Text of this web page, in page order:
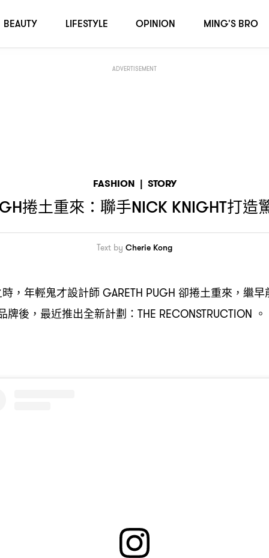
ADVERTISEMENT
FASHION | STORY
捲土重來 ： 聯手NICK KNIGHT打造
Text by Cherie Kong
， 年輕鬼才設計師GARETH PUGH 卻捲土重來 ， 繼早
牌後 ， 最近推出全新計劃 ：THE RECONSTRUCTION 。
BEAUTY LIFESTYLE OPINION MING'S BRO